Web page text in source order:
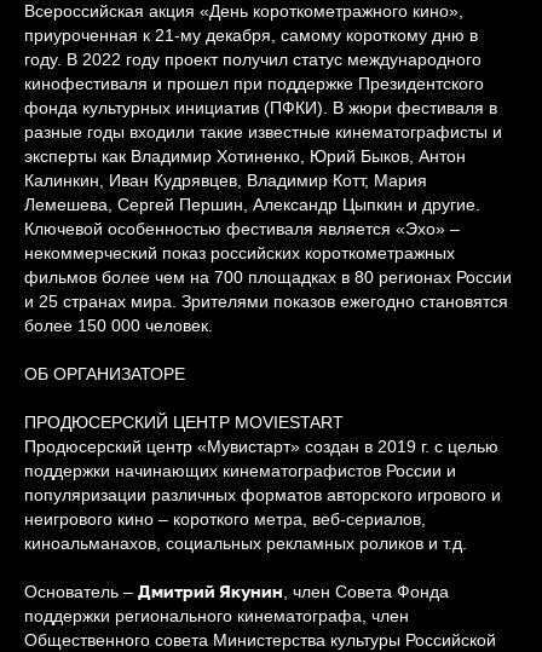
Всероссийская акция «День короткометражного кино»,
приуроченная к 21-му декабря, самому короткому дню в
году. В 2022 году проект получил статус международного
кинофестиваля и прошел при поддержке Президентского
фонда культурных инициатив (ПФКИ). В жюри фестиваля в
разные годы входили такие известные кинематографисты и
эксперты как Владимир Хотиненко, Юрий Быков, Антон
Калинкин, Иван Кудрявцев, Владимир Котт, Мария
Лемешева, Сергей Першин, Александр Цыпкин и другие.
Ключевой особенностью фестиваля является «Эхо» –
некоммерческий показ российских короткометражных
фильмов более чем на 700 площадках в 80 регионах России
и 25 странах мира. Зрителями показов ежегодно становятся
более 150 000 человек.
ОБ ОРГАНИЗАТОРЕ
ПРОДЮСЕРСКИЙ ЦЕНТР MOVIESTART
Продюсерский центр «Мувистарт» создан в 2019 г. с целью
поддержки начинающих кинематографистов России и
популяризации различных форматов авторского игрового и
неигрового кино – короткого метра, веб-сериалов,
киноальманахов, социальных рекламных роликов и т.д.
Основатель – Дмитрий Якунин , член Совета Фонда
поддержки регионального кинематографа, член
Общественного совета Министерства культуры Российской